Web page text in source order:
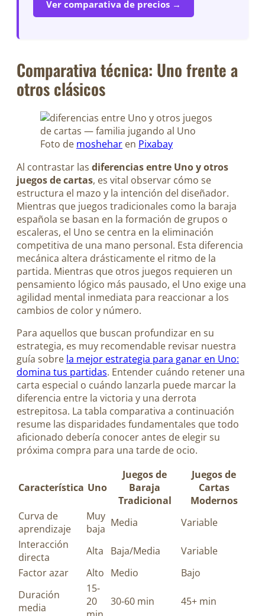
Ver comparativa de precios →
Comparativa técnica: Uno frente a
otros clásicos
Foto de moshehar en Pixabay
Al contrastar las diferencias entre Uno y otros
juegos de cartas, es vital observar cómo se
estructura el mazo y la intención del diseñador.
Mientras que juegos tradicionales como la baraja
española se basan en la formación de grupos o
escaleras, el Uno se centra en la eliminación
competitiva de una mano personal. Esta diferencia
mecánica altera drásticamente el ritmo de la
partida. Mientras que otros juegos requieren un
pensamiento lógico más pausado, el Uno exige una
agilidad mental inmediata para reaccionar a los
cambios de color y número.
Para aquellos que buscan profundizar en su
estrategia, es muy recomendable revisar nuestra
guía sobre la mejor estrategia para ganar en Uno:
domina tus partidas. Entender cuándo retener una
carta especial o cuándo lanzarla puede marcar la
diferencia entre la victoria y una derrota
estrepitosa. La tabla comparativa a continuación
resume las disparidades fundamentales que todo
aficionado debería conocer antes de elegir su
próxima compra para una tarde de ocio.
Característica Uno
Juegos de
Baraja
Tradicional
Juegos de
Cartas
Modernos
Curva de
aprendizaje
Muy
baja Media
Variable
Interacción
directa
Alta Baja/Media
Variable
Factor azar
Alto Medio
Bajo
Duración
media
15-
20
30-60 min 45+ min